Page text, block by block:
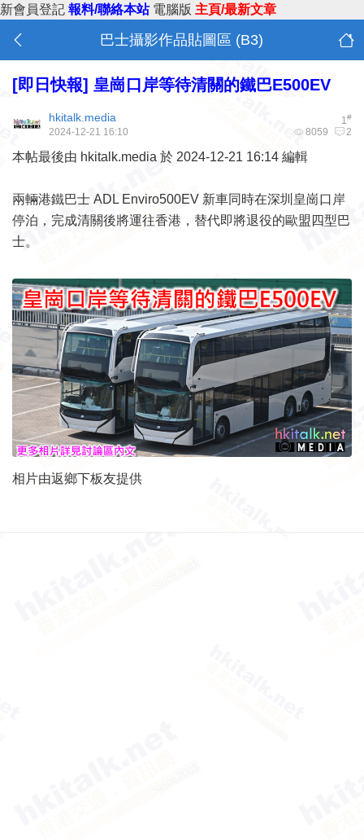
新會員登記 報料/聯絡本站 電腦版 主頁/最新文章
巴士攝影作品貼圖區 (B3)
[即日快報] 皇崗口岸等待清關的鐵巴E500EV
1#
hkitalk.media
8059 2
2024-12-21 16:10
本帖最後由 hkitalk.media 於 2024-12-21 16:14 編輯
兩輛港鐵巴士 ADL Enviro500EV 新車同時在深圳皇崗口岸
停泊，完成清關後將運往香港，替代即將退役的歐盟四型巴
士。
相片由返鄉下板友提供